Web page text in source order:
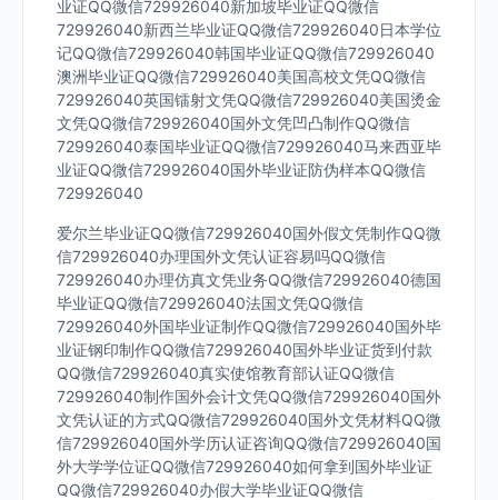
业证QQ微信729926040新加坡毕业证QQ微信
729926040新西兰毕业证QQ微信729926040日本学位
记QQ微信729926040韩国毕业证QQ微信729926040
澳洲毕业证QQ微信729926040美国高校文凭QQ微信
729926040英国镭射文凭QQ微信729926040美国烫金
文凭QQ微信729926040国外文凭凹凸制作QQ微信
729926040泰国毕业证QQ微信729926040马来西亚毕
业证QQ微信729926040国外毕业证防伪样本QQ微信
729926040
爱尔兰毕业证QQ微信729926040国外假文凭制作QQ微
信729926040办理国外文凭认证容易吗QQ微信
729926040办理仿真文凭业务QQ微信729926040德国
毕业证QQ微信729926040法国文凭QQ微信
729926040外国毕业证制作QQ微信729926040国外毕
业证钢印制作QQ微信729926040国外毕业证货到付款
QQ微信729926040真实使馆教育部认证QQ微信
729926040制作国外会计文凭QQ微信729926040国外
文凭认证的方式QQ微信729926040国外文凭材料QQ微
信729926040国外学历认证咨询QQ微信729926040国
外大学学位证QQ微信729926040如何拿到国外毕业证
QQ微信729926040办假大学毕业证QQ微信